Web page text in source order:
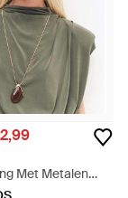
Met Metalen
Bordeauxrood